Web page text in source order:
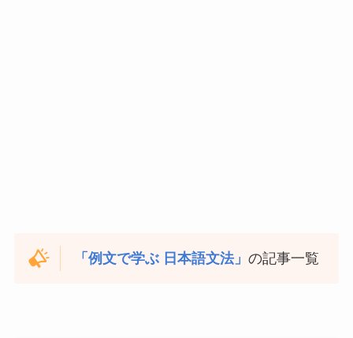
「例文で学ぶ 日本語文法」の記事一覧